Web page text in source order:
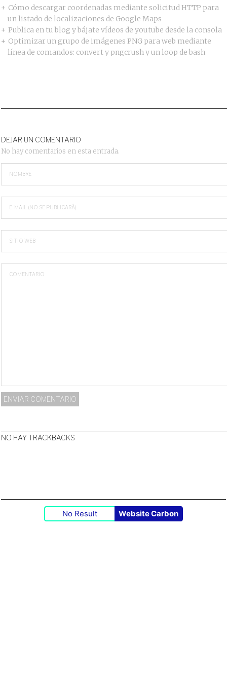
Cómo descargar coordenadas mediante solicitud HTTP para
un listado de localizaciones de Google Maps
Publica en tu blog y bájate vídeos de youtube desde la consola
Optimizar un grupo de imágenes PNG para web mediante
línea de comandos: convert y pngcrush y un loop de bash
DEJAR UN COMENTARIO
No hay comentarios en esta entrada.
NOMBRE
E-MAIL (NO SE PUBLICARÁ)
SITIO WEB
COMENTARIO
NO HAY TRACKBACKS
No Result Website Carbon